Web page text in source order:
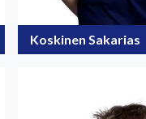
Koskinen Sakarias